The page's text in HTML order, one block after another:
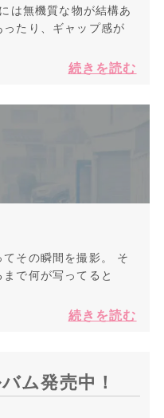
は無機質な物が結構あ
たり、ギャップ感が
続きを読む
その瞬間を撮影。 そ
で何が写ってると
続きを読む
ム発売中！